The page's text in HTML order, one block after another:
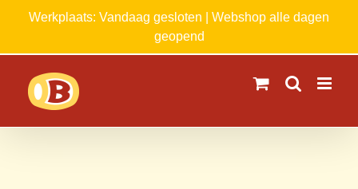
Werkplaats: Vandaag gesloten | Webshop alle dagen
geopend